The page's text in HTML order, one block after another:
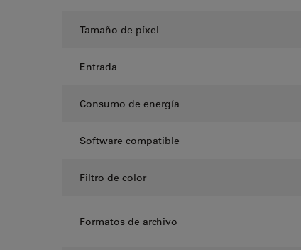
Tamaño de píxel
Entrada
Consumo de energía
Software compatible
Filtro de color
Formatos de archivo